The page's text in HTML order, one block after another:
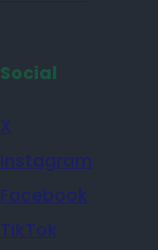
Social
X
Instagram
Facebook
TikTok